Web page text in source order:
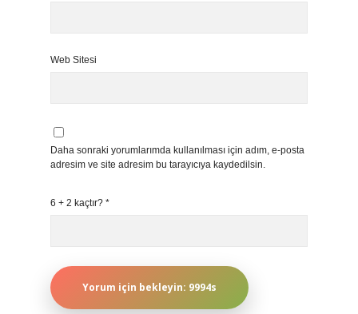
Web Sitesi
Daha sonraki yorumlarımda kullanılması için adım, e-posta
adresim ve site adresim bu tarayıcıya kaydedilsin.
6 + 2 kaçtır? *